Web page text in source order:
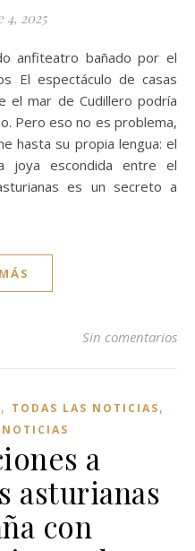
2025
El espectáculo de casas
el mar de Cudillero podría
Pero eso no es problema,
hasta su propia lengua: el
joya escondida entre el
es un secreto a
Sin comentarios
, TODAS LAS NOTICIAS,
a
asturianas
con